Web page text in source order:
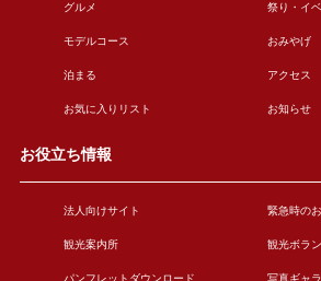
グルメ 祭り・イ
モデルコース おみやげ
泊まる アクセス
お気に入りリスト お知らせ
お役立ち情報
法人向けサイト 緊急時の
観光案内所 観光ボラ